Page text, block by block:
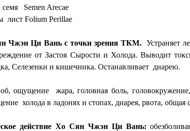
Semen Arecae
лист Folium Perillae
Чжэн Ци Вань с точки зрения ТКМ.Устраняет
от Застоя Сырости и Холода. Выводит
Селезенки и кишечника. Останавливает диарею.
ощущение жара, головная боль,
холода в ладонях и стопах, диарея, рвота,
действие Хо Сян Чжэн Ци Вань: